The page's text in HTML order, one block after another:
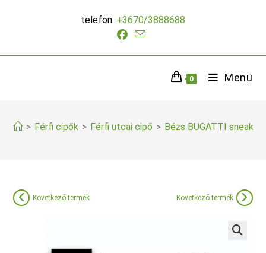
telefon: +3670/3888688
0 Menü
> Férfi cipők > Férfi utcai cipő > Bézs BUGATTI sneaker
Következő termék Következő termék